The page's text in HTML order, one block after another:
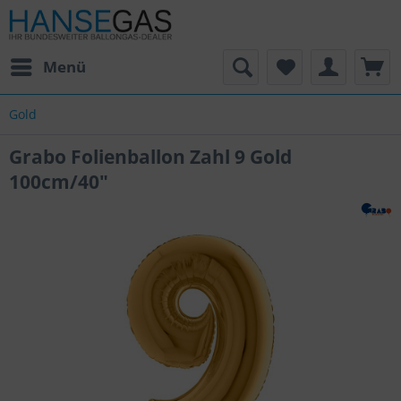
Menü
Gold
Grabo Folienballon Zahl 9 Gold
100cm/40"